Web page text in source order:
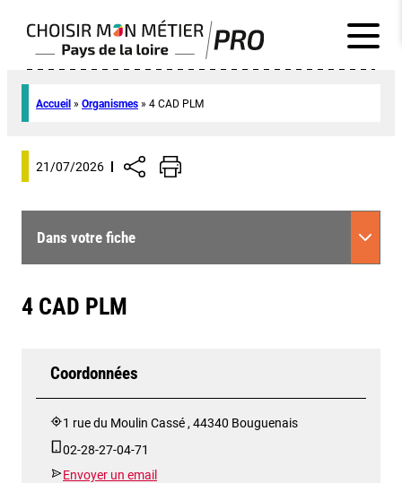
Accueil » Organismes » 4 CAD PLM
21/07/2026
Dans votre fiche
4 CAD PLM
Coordonnées
1 rue du Moulin Cassé , 44340 Bouguenais
02-28-27-04-71
Envoyer un email